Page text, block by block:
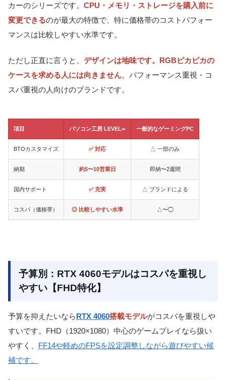
カーのシリーズです。 CPU・メモリ・ストレージを購入前に
変更できるのが最大の特徴で、特に価格帯のコストパフォー
マンスは比較しやすい水準です。
ただし正直に言うと、 デザインは地味です。RGBピカピカの
ケースを求める人には向きません。パフォーマンス重視・コ
スパ重視の人向けのブランドです。
項目 パソコン工房 LEVEL∞ 一般的なゲーミングPC
BTOカスタマイズ ✅ 対応 △ 一部のみ
納期 約5〜10営業日 即納〜2週間
国内サポート ✅ 充実 △ ブランドによる
コスパ（価格帯） ◎ 比較しやすい水準 △〜◯
予算別：RTX 4060モデルはコスパを重視し
やすい【FHD特化】
予算を抑えたいならRTX 4060搭載モデルがコスパを重視しや
すいです。FHD（1920×1080）中心のゲームプレイなら扱い
やすく、 FF14や軽めのFPSを設定調整しながら遊びやすい候
補です。